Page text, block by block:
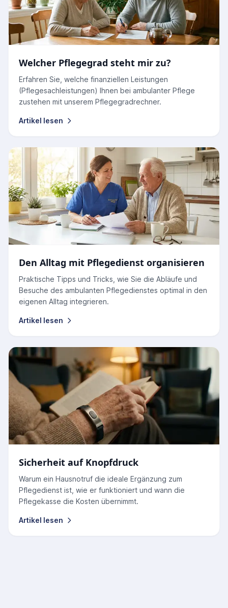
Welcher Pflegegrad steht mir zu?
Erfahren Sie, welche finanziellen Leistungen
(Pflegesachleistungen) Ihnen bei ambulanter Pflege
zustehen mit unserem Pflegegradrechner.
Artikel lesen
Den Alltag mit Pflegedienst organisieren
Praktische Tipps und Tricks, wie Sie die Abläufe und
Besuche des ambulanten Pflegedienstes optimal in den
eigenen Alltag integrieren.
Artikel lesen
Sicherheit auf Knopfdruck
Warum ein Hausnotruf die ideale Ergänzung zum
Pflegedienst ist, wie er funktioniert und wann die
Pflegekasse die Kosten übernimmt.
Artikel lesen